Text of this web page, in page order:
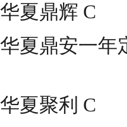
夏鼎辉 C
夏鼎安一年
夏聚利 C